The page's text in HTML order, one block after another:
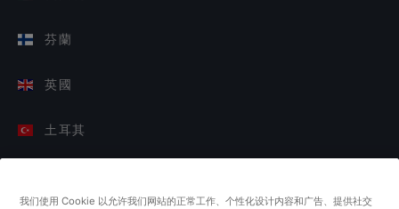
芬蘭
英國
土耳其
我们使用 Cookie 以允许我们网站的正常工作、个性化设计内容和广告、提供社交